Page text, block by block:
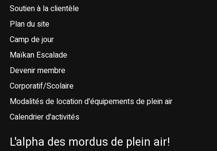
Soutien à la clientèle
Plan du site
Camp de jour
Maïkan Escalade
Devenir membre
Corporatif/Scolaire
Modalités de location d'équipements de plein air
Calendrier d'activités
L'alpha des mordus de plein air!